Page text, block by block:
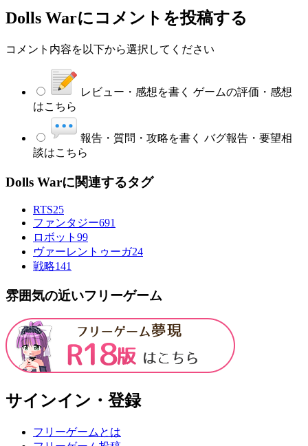
Dolls Warにコメントを投稿する
コメント内容を以下から選択してください
レビュー・感想を書く ゲームの評価・感想
はこちら
報告・質問・攻略を書く バグ報告・要望相
談はこちら
Dolls Warに関連するタグ
RTS25
ファンタジー691
ロボット 99
ヴァーレントゥーガ24
戦略141
雰囲気の近いフリーゲーム
サインイン・登録
フリーゲームとは